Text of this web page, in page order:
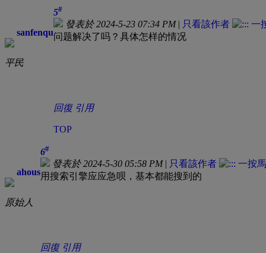
sanfenqu
平民
5#
發表於 2024-5-23 07:34 PM| 只看該作者
问题解决了吗？具体怎样的情况
回復 引用
TOP
ahous
原始人
6#
發表於 2024-5-30 05:58 PM| 只看該作者
用搜索引擎应应急呗，基本都能搜到的
回復 引用